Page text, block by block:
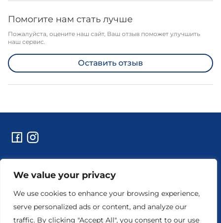
We value your privacy
We use cookies to enhance your browsing experience,
serve personalized ads or content, and analyze our
traffic. By clicking "Accept All", you consent to our use
Помогите нам стать лучше
Пожалуйста, оцените наш сайт, Ваш отзыв поможет улучшить
наш сервис.
Оставить отзыв
Технические работы и уведомления
Реквизиты предприятия